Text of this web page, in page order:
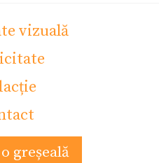
vizuală
greșeală